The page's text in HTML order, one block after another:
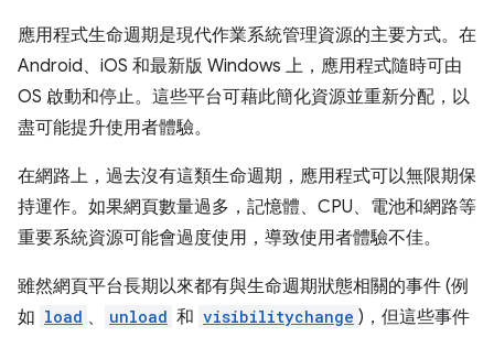
應用程式生命週期是現代作業系統管理資源的主要方式。在
Android、iOS 和最新版 Windows 上，應用程式隨時可由
OS 啟動和停止。這些平台可藉此簡化資源並重新分配，以
盡可能提升使用者體驗。
在網路上，過去沒有這類生命週期，應用程式可以無限期保
持運作。如果網頁數量過多，記憶體、CPU、電池和網路等
重要系統資源可能會過度使用，導致使用者體驗不佳。
雖然網頁平台長期以來都有與生命週期狀態相關的事件 (例
如 load 、 unload 和 visibilitychange )，但這些事件